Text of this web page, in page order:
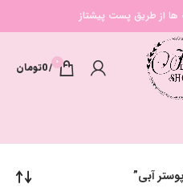
ها از طریق پست پیشتاز
0
/
0تومان
آبی”